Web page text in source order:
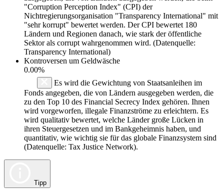
"Corruption Perception Index" (CPI) der
Nichtregierungsorganisation "Transparency International" mit
"sehr korrupt" bewertet werden. Der CPI bewertet 180
Ländern und Regionen danach, wie stark der öffentliche
Sektor als corrupt wahrgenommen wird. (Datenquelle:
Transparency International)
Kontroversen um Geldwäsche
0.00%
Es wird die Gewichtung von Staatsanleihen im
Fonds angegeben, die von Ländern ausgegeben werden, die
zu den Top 10 des Financial Secrecy Index gehören. Ihnen
wird vorgeworfen, illegale Finanzströme zu erleichtern. Es
wird qualitativ bewertet, welche Länder große Lücken in
ihren Steuergesetzen und im Bankgeheimnis haben, und
quantitativ, wie wichtig sie für das globale Finanzsystem sind
(Datenquelle: Tax Justice Network).
Tipp